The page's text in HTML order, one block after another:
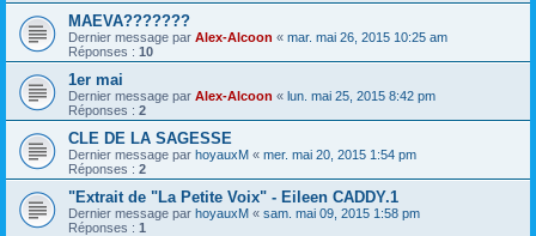
MAEVA???????
Dernier message par Alex-Alcoon « mar. mai 26, 2015 10:25 am
Réponses : 10
1er mai
Dernier message par Alex-Alcoon « lun. mai 25, 2015 8:42 pm
Réponses : 2
CLE DE LA SAGESSE
Dernier message par hoyauxM « mer. mai 20, 2015 1:54 pm
Réponses : 2
"Extrait de "La Petite Voix" - Eileen CADDY.1
Dernier message par hoyauxM « sam. mai 09, 2015 1:58 pm
Réponses : 1